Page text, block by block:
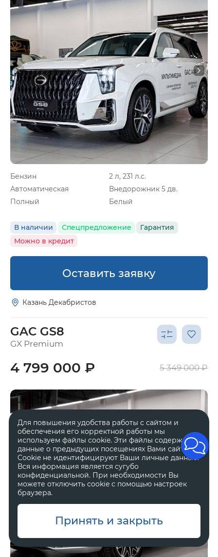
Бензин
2 л, 231 л.с.
Автоматическая
Внедорожник 5 дв.
Полный
Белый
В наличии Спецпредложение
Гарантия
Можно в кредит
Оставить заявку
Казань Декабристов
GAC GS8
GX Premium
4 799 000 ₽ 5 349 000 ₽
Для повышения удобства работы с сайтом и
обеспечения его корректной работы мы
используем файлы cookie. Эти файлы содержат
данные о предыдущих посещениях Вами сайта.
Cookie не идентифицируют Ваши личные данные.
Вся информация является сугубо
конфиденциальной. При необходимости Вы
можете отключить cookie с помощью настроек
браузера.
Принять и закрыть